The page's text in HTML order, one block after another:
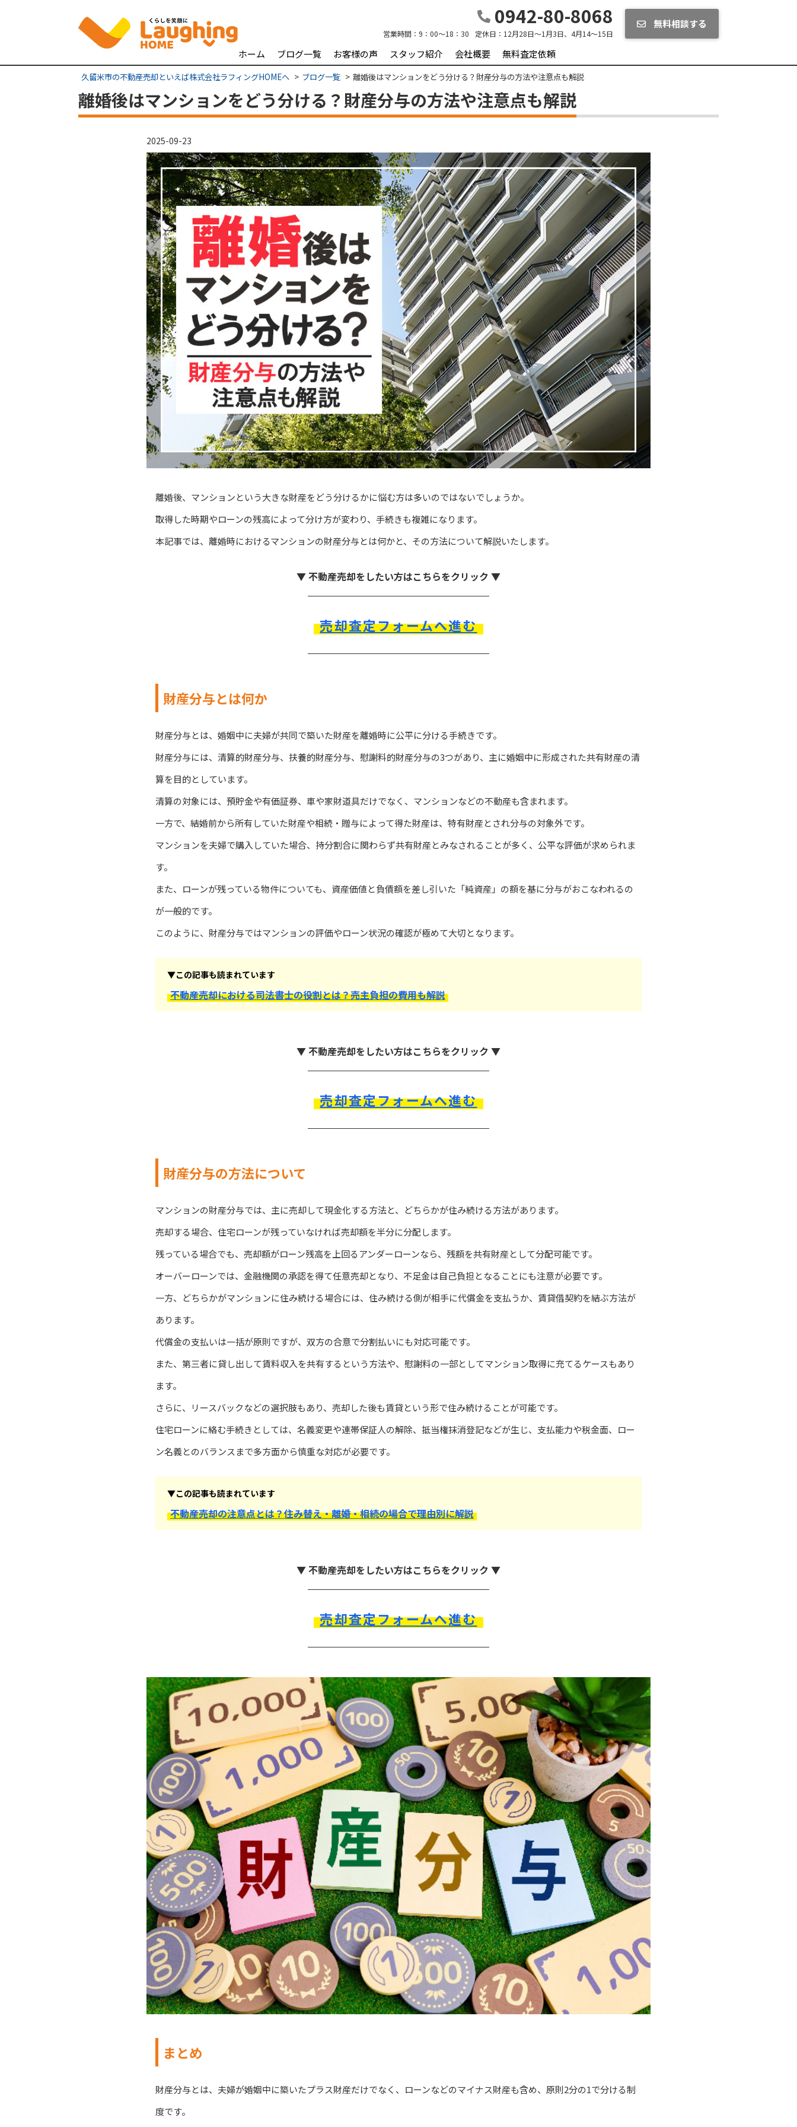
0942-80-8068
営業時間： 9：00～18：30 定休日： 12月28日～1月3日、4月14～15日
無料相談する
ホーム ブログ一覧 お客様の声 スタッフ紹介 会社概要 無料査定依頼
久留米市の不動産売却といえば株式会社ラフィングHOMEへ ブログ一覧 離婚後はマンションをどう分ける？財産分与の方法や注意点も解説
離婚後はマンションをどう分ける？財産分与の方法や注意点も解説
2025-09-23
離婚後、マンションという大きな財産をどう分けるかに悩む方は多いのではないでしょうか。
取得した時期やローンの残高によって分け方が変わり、手続きも複雑になります。
本記事では、離婚時におけるマンションの財産分与とは何かと、その方法について解説いたします。
▼ 不動産売却をしたい方はこちらをクリック ▼
売却査定フォームへ進む
財産分与とは何か
財産分与とは、婚姻中に夫婦が共同で築いた財産を離婚時に公平に分ける手続きです。
財産分与には、清算的財産分与、扶養的財産分与、慰謝料的財産分与の3つがあり、主に婚姻中に形成された共有財産の清
算を目的としています。
清算の対象には、預貯金や有価証券、車や家財道具だけでなく、マンションなどの不動産も含まれます。
一方で、結婚前から所有していた財産や相続・贈与によって得た財産は、特有財産とされ分与の対象外です。
マンションを夫婦で購入していた場合、持分割合に関わらず共有財産とみなされることが多く、公平な評価が求められま
す。
また、ローンが残っている物件についても、資産価値と負債額を差し引いた「純資産」の額を基に分与がおこなわれるの
が一般的です。
このように、財産分与ではマンションの評価やローン状況の確認が極めて大切となります。
▼この記事も読まれています
不動産売却における司法書士の役割とは？売主負担の費用も解説
▼ 不動産売却をしたい方はこちらをクリック ▼
売却査定フォームへ進む
財産分与の方法について
マンションの財産分与では、主に売却して現金化する方法と、どちらかが住み続ける方法があります。
売却する場合、住宅ローンが残っていなければ売却額を半分に分配します。
残っている場合でも、売却額がローン残高を上回るアンダーローンなら、残額を共有財産として分配可能です。
オーバーローンでは、金融機関の承認を得て任意売却となり、不足金は自己負担となることにも注意が必要です。
一方、どちらかがマンションに住み続ける場合には、住み続ける側が相手に代償金を支払うか、賃貸借契約を結ぶ方法が
あります。
代償金の支払いは一括が原則ですが、双方の合意で分割払いにも対応可能です。
また、第三者に貸し出して賃料収入を共有するという方法や、慰謝料の一部としてマンション取得に充てるケースもあり
ます。
さらに、リースバックなどの選択肢もあり、売却した後も賃貸という形で住み続けることが可能です。
住宅ローンに絡む手続きとしては、名義変更や連帯保証人の解除、抵当権抹消登記などが生じ、支払能力や税金面、ロー
ン名義とのバランスまで多方面から慎重な対応が必要です。
▼この記事も読まれています
不動産売却の注意点とは？住み替え・離婚・相続の場合で理由別に解説
▼ 不動産売却をしたい方はこちらをクリック ▼
売却査定フォームへ進む
まとめ
財産分与とは、夫婦が婚姻中に築いたプラス財産だけでなく、ローンなどのマイナス財産も含め、原則2分の1で分ける制
度です。